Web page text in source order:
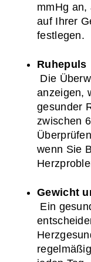
mmHg an,
auf Ihrer
festlegen.
Ruhepuls
anzeigen,
gesunder
zwischen
wenn Sie
Gewicht